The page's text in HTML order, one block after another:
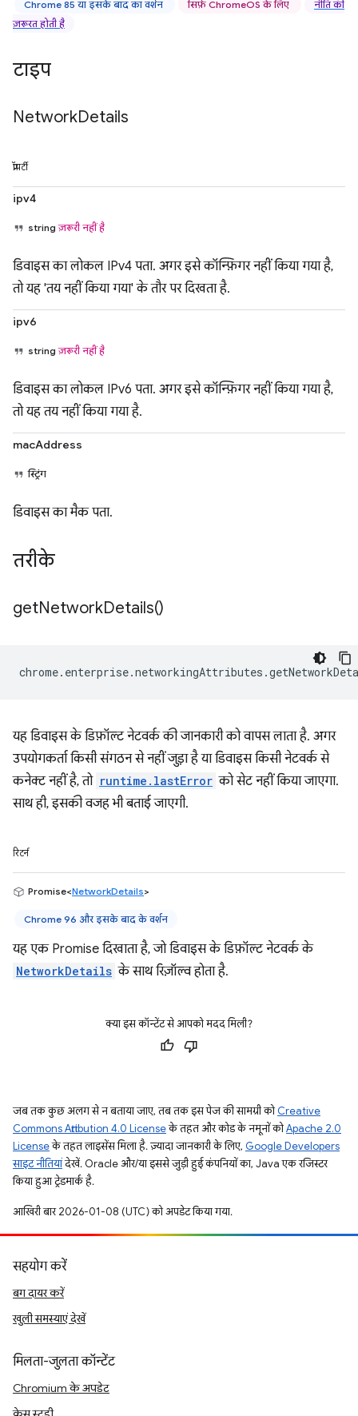
Chrome 85 या इसके बाद का वर्शन सिर्फ़ ChromeOS के लिए
नीति की
ज़रूरत होती है
टाइप
NetworkDetails
प्रॉपर्टी
ipv4
stringज़रूरी नहीं है
डिवाइस का लोकल IPv4 पता. अगर इसे कॉन्फ़िगर नहीं किया गया है,
तो यह 'तय नहीं किया गया' के तौर पर दिखता है.
ipv6
stringज़रूरी नहीं है
डिवाइस का लोकल IPv6 पता. अगर इसे कॉन्फ़िगर नहीं किया गया है,
तो यह तय नहीं किया गया है.
macAddress
स्ट्रिंग
डिवाइस का मैक पता.
तरीके
getNetworkDetails()
chrome. enterprise.networkingAttributes .
यह डिवाइस के डिफ़ॉल्ट नेटवर्क की जानकारी को वापस लाता है. अगर
उपयोगकर्ता किसी संगठन से नहीं जुड़ा है या डिवाइस किसी नेटवर्क से
कनेक्ट नहीं है, तो runtime.lastError को सेट नहीं किया जाएगा.
साथ ही, इसकी वजह भी बताई जाएगी.
रिटर्न
Promise<NetworkDetails>
Chrome 96 और इसके बाद के वर्शन
यह एक Promise दिखाता है, जो डिवाइस के डिफ़ॉल्ट नेटवर्क के
NetworkDetails के साथ रिज़ॉल्व होता है.
क्या इस कॉन्टेंट से आपको मदद मिली?
जब तक कुछ अलग से न बताया जाए, तब तक इस पेज की सामग्री कोCreative
Commons Attribution 4.0 Licenseके तहत और कोड के नमूनों कोApache 2.0
Licenseके तहत लाइसेंस मिला है. ज़्यादा जानकारी के लिए, Google Developers
साइट नीतियांदेखें. Oracle और/या इससे जुड़ी हुई कंपनियों का, Java एक रजिस्टर
किया हुआ ट्रेडमार्क है.
आखिरी बार 2026-01-08 (UTC) को अपडेट किया गया.
सहयोग करें
बग दायर करें
खुली समस्याएं देखें
मिलता-जुलता कॉन्टेंट
Chromium के अपडेट